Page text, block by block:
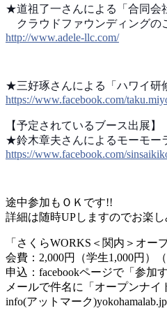
★道祖了一さんによる「合同
クラウドファウンディングの
http://www.adele-llc.com/
★三好琢さんによる「ハワイ研
https://www.facebook.com/
【予定されているブース出展】
★鈴木章夫さんによるモーモー
https://www.facebook.com/
途中参加もＯＫです!!
詳細は随時UPしますのでお楽
「さくらWORKS＜関内＞オー
会費：2,000円（学生1,000円）
申込：facebookページで「参加
メールで件名に「オープンナイ
info(アットマーク)yokohamalab.jp